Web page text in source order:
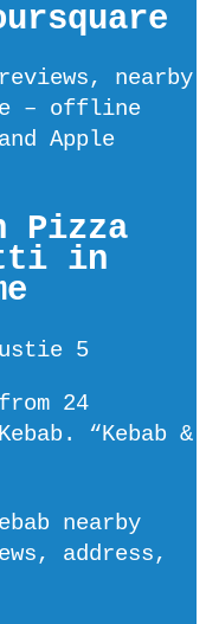
nearby
– offline
Apple
Pizza
in
5
24
“Kebab &
nearby
address,